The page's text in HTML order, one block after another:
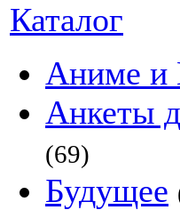
Каталог
Аниме и
Анкеты
(69)
Будущее